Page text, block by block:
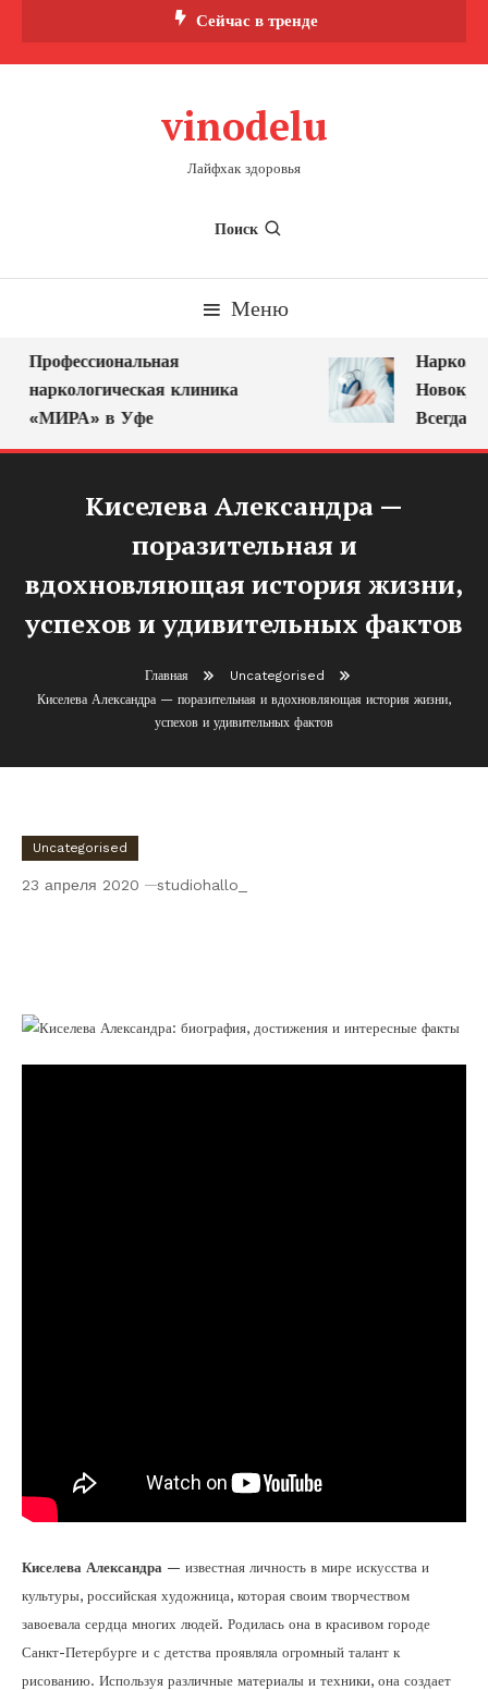
Сейчас в тренде
vinodelu
Лайфхак здоровья
Поиск
Меню
Профессиональная
наркологическая клиника
«МИРА» в Уфе
Всегда
Киселева Александра —
поразительная и
вдохновляющая история жизни,
успехов и удивительных фактов
Главная
Uncategorised
Киселева Александра — поразительная и вдохновляющая история жизни,
успехов и удивительных фактов
Uncategorised
23 апреля 2020 studiohallo_
Киселева Александра — известная личность в мире искусства и
культуры, российская художница, которая своим творчеством
завоевала сердца многих людей. Родилась она в красивом городе
Санкт-Петербурге и с детства проявляла огромный талант к
рисованию. Используя различные материалы и техники, она создает